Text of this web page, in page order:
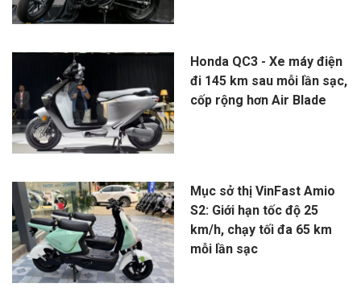
Honda QC3 - Xe máy điện
đi 145 km sau mỗi lần sạc,
cốp rộng hơn Air Blade
Mục sở thị VinFast Amio
S2: Giới hạn tốc độ 25
km/h, chạy tối đa 65 km
mỗi lần sạc